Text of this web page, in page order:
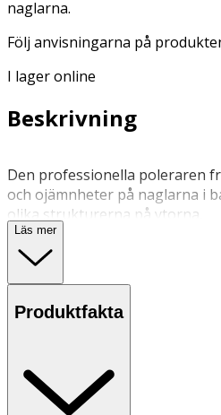
naglarna.
Följ anvisningarna på
I lager online
Beskrivning
Den professionella poleraren
och ojämnheter på naglarna i
olika strukturerna på ytorna.
N.C.
N.C.
Läs mer
Produktfakta